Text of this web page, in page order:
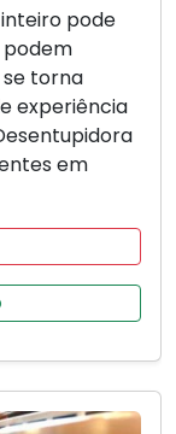
pode
podem
torna
experiência
em